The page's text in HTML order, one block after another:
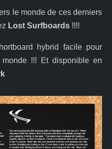
le monde de ces derniers
Lost Surfboards !!!!
hybrid facile pour
!!! Et disponible en